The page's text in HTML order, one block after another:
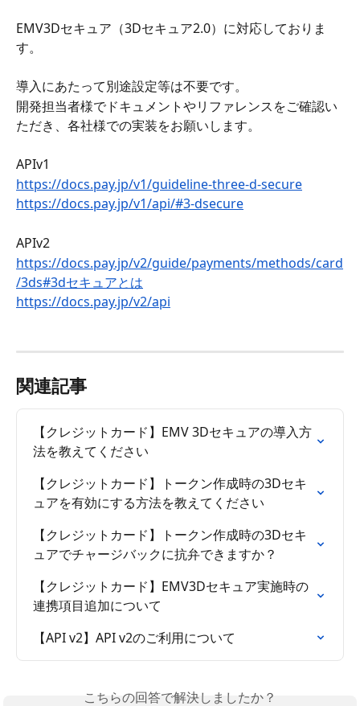
EMV3Dセキュア（3Dセキュア2.0）に対応しておりま
す。
導⼊にあたって別途設定等は不要です。
開発担当者様でドキュメントやリファレンスをご確認い
ただき、各社様での実装をお願いします。
APIv1
https://docs.pay.jp/v1/guideline-three-d-secure
https://docs.pay.jp/v1/api/#3-dsecure
APIv2
https://docs.pay.jp/v2/guide/payments/methods/card
/3ds#3dセキュアとは
https://docs.pay.jp/v2/api
関連記事
【クレジットカード】EMV 3Dセキュアの導入方
法を教えてください
【クレジットカード】トークン作成時の3Dセキ
ュアを有効にする方法を教えてください
【クレジットカード】トークン作成時の3Dセキ
ュアでチャージバックに抗弁できますか？
【クレジットカード】EMV3Dセキュア実施時の
連携項目追加について
【API v2】API v2のご利用について
こちらの回答で解決しましたか？